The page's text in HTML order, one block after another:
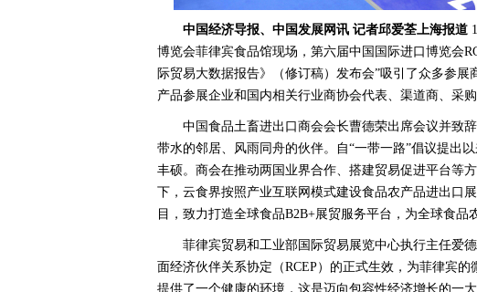
中国经济导报、中国发展网讯 记者邱爱荃上海报道
博览会菲律宾食品馆现场，第六届中国国际进口博览会
际贸易大数据报告》（修订稿）发布会”吸引了众多参
产品参展企业和国内相关行业商协会代表、渠道商、采
中国食品土畜进出口商会会长曹德荣出席会议并致
带水的邻居、风雨同舟的伙伴。自“一带一路”倡议提出
丰硕。商会在推动两国业界合作、搭建贸易促进平台等
下，云食界按照产业互联网模式建设食品农产品进出口
目，致力打造全球食品B2B+展贸服务平台，为全球食品
菲律宾贸易和工业部国际贸易展览中心执行主任爱
面经济伙伴关系协定（RCEP）的正式生效，为菲律宾
提供了一个健康的环境，这是迈向包容性经济增长的一